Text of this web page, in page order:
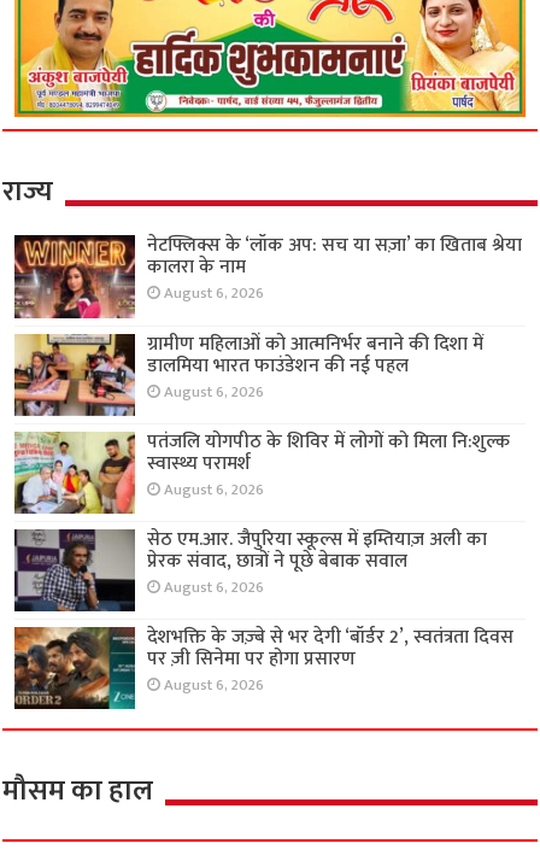
राज्य
नेटफ्लिक्स के ‘लॉक अप: सच या सज़ा’ का खिताब श्रेया
कालरा के नाम
August 6, 2026
ग्रामीण महिलाओं को आत्मनिर्भर बनाने की दिशा में
डालमिया भारत फाउंडेशन की नई पहल
August 6, 2026
पतंजलि योगपीठ के शिविर में लोगों को मिला नि:शुल्क
स्वास्थ्य परामर्श
August 6, 2026
सेठ एम.आर. जैपुरिया स्कूल्स में इम्तियाज़ अली का
प्रेरक संवाद, छात्रों ने पूछे बेबाक सवाल
August 6, 2026
देशभक्ति के जज़्बे से भर देगी ‘बॉर्डर 2’, स्वतंत्रता दिवस
पर ज़ी सिनेमा पर होगा प्रसारण
August 6, 2026
मौसम का हाल